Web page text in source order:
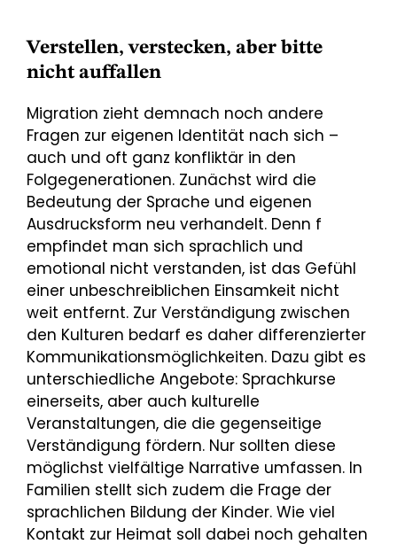
Verstellen, verstecken, aber bitte
nicht auffallen
Migration zieht demnach noch andere
Fragen zur eigenen Identität nach sich –
auch und oft ganz konfliktär in den
Folgegenerationen. Zunächst wird die
Bedeutung der Sprache und eigenen
Ausdrucksform neu verhandelt. Denn f
empfindet man sich sprachlich und
emotional nicht verstanden, ist das Gefühl
einer unbeschreiblichen Einsamkeit nicht
weit entfernt. Zur Verständigung zwischen
den Kulturen bedarf es daher differenzierter
Kommunikationsmöglichkeiten. Dazu gibt es
unterschiedliche Angebote: Sprachkurse
einerseits, aber auch kulturelle
Veranstaltungen, die die gegenseitige
Verständigung fördern. Nur sollten diese
möglichst vielfältige Narrative umfassen. In
Familien stellt sich zudem die Frage der
sprachlichen Bildung der Kinder. Wie viel
Kontakt zur Heimat soll dabei noch gehalten